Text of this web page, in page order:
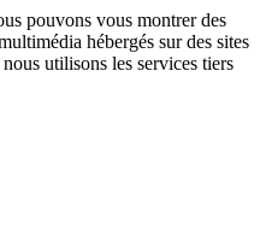
pouvons vous montrer des
hébergés sur des sites
utilisons les services tiers